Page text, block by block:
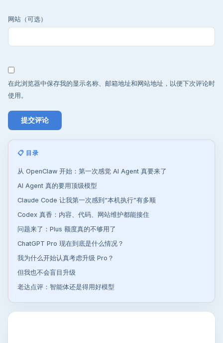
网站（可选）
在此浏览器中保存我的显示名称、邮箱地址和网站地址，以便下次评论时
使用。
📋 目录
从 OpenClaw 开始：第一次感觉 AI Agent 真要来了
AI Agent 真的要用顶级模型
Claude Code 让我第一次感到“本机执行”有多顺
Codex 真香：内容、代码、网站维护都能接住
问题来了：Plus 额度真的不够用了
ChatGPT Pro 现在到底是什么情况？
我为什么开始认真考虑升级 Pro？
但我也不会盲目升级
老达点评：智能体还是得用好模型